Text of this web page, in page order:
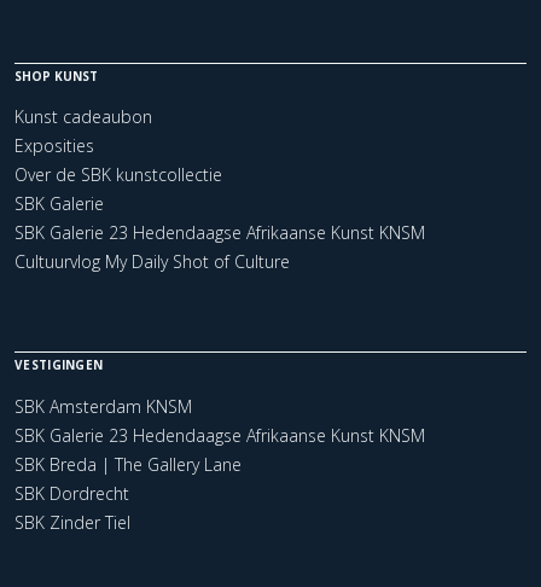
SHOP KUNST
Kunst cadeaubon
Exposities
Over de SBK kunstcollectie
SBK Galerie
SBK Galerie 23 Hedendaagse Afrikaanse Kunst KNSM
Cultuurvlog My Daily Shot of Culture
VESTIGINGEN
SBK Amsterdam KNSM
SBK Galerie 23 Hedendaagse Afrikaanse Kunst KNSM
SBK Breda | The Gallery Lane
SBK Dordrecht
SBK Zinder Tiel